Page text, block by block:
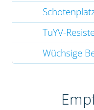
TuYV-
Wüchsige